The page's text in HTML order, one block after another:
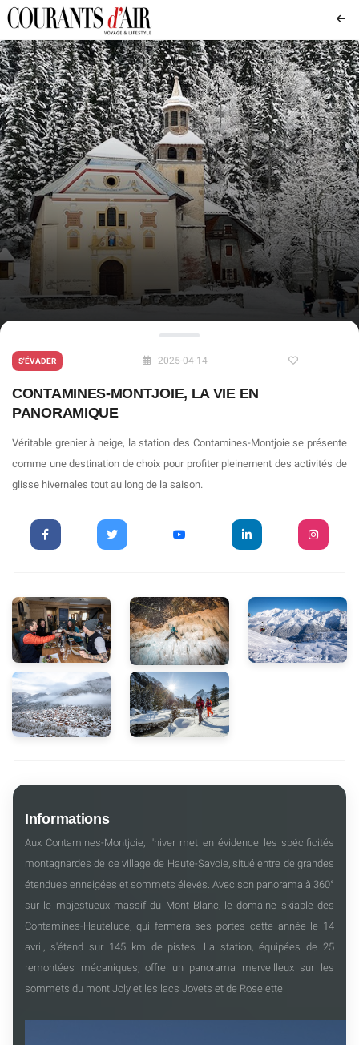
S'ÉVADER 2025-04-14
CONTAMINES-MONTJOIE, LA VIE EN
PANORAMIQUE
Véritable grenier à neige, la station des Contamines-Montjoie se présente
comme une destination de choix pour profiter pleinement des activités de
glisse hivernales tout au long de la saison.
Informations
Aux Contamines-Montjoie, l'hiver met en évidence les spécificités
montagnardes de ce village de Haute-Savoie, situé entre de grandes
étendues enneigées et sommets élevés. Avec son panorama à 360°
sur le majestueux massif du Mont Blanc, le domaine skiable des
Contamines-Hauteluce, qui fermera ses portes cette année le 14
avril, s'étend sur 145 km de pistes. La station, équipées de 25
remontées mécaniques, offre un panorama merveilleux sur les
sommets du mont Joly et les lacs Jovets et de Roselette.